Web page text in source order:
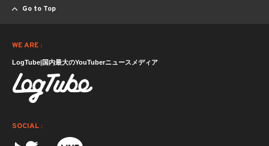
Go to Top
WE ARE :
LogTube|国内最大のYouTuberニュースメディア
SOCIAL :